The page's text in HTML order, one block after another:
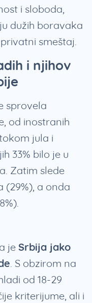
i sloboda,
dužih boravaka
smeštaj.
i njihov
sprovela
od inostranih
jula i
33% bilo je u
Zatim slede
(29%), a onda
je Srbija jako
. S obzirom na
od 18-29
kriterijume, ali i